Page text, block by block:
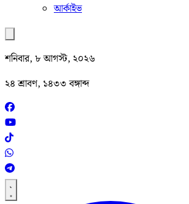
আর্কাইভ
শনিবার, ৮ আগস্ট, ২০২৬
২৪ শ্রাবণ, ১৪৩৩ বঙ্গাব্দ